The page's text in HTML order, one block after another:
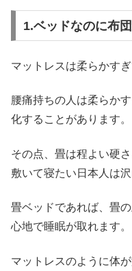
1.ベッドなのに布
マットレスは柔らかす
腰痛持ちの人は柔らか
化することがあります。
その点、畳は程よい硬
敷いて寝たい日本人は沢
畳ベッドであれば、畳
心地で睡眠が取れます。
マットレスのように体